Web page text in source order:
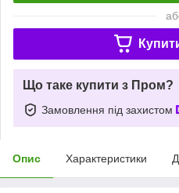
Що таке купити з Пром?
Замовлення під захистом
Опис Характеристики